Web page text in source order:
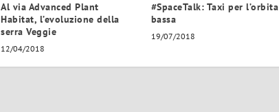
Al via Advanced Plant
Habitat, l’evoluzione della
serra Veggie
12/04/2018
#SpaceTalk: Taxi per l’orbita
bassa
19/07/2018